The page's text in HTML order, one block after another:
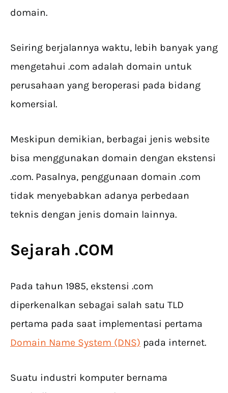
domain.
Seiring berjalannya waktu, lebih banyak yang
mengetahui .com adalah domain untuk
perusahaan yang beroperasi pada bidang
komersial.
Meskipun demikian, berbagai jenis website
bisa menggunakan domain dengan ekstensi
.com. Pasalnya, penggunaan domain .com
tidak menyebabkan adanya perbedaan
teknis dengan jenis domain lainnya.
Sejarah .COM
Pada tahun 1985, ekstensi .com
diperkenalkan sebagai salah satu TLD
pertama pada saat implementasi pertama
Domain Name System (DNS) pada internet.
Suatu industri komputer bernama